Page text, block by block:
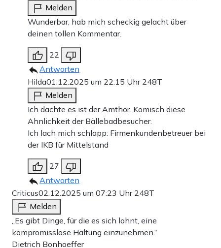
Melden
Wunderbar, hab mich scheckig gelacht über
deinen tollen Kommentar.
22
Antworten
Hilda01.12.2025 um 22:15 Uhr 248T
Melden
Ich dachte es ist der Amthor. Komisch diese
Ahnlichkeit der Bällebadbesucher.
Ich lach mich schlapp: Firmenkundenbetreuer bei
der IKB für Mittelstand
27
Antworten
Criticus02.12.2025 um 07:23 Uhr 248T
Melden
„Es gibt Dinge, für die es sich lohnt, eine
kompromisslose Haltung einzunehmen.“
Dietrich Bonhoeffer